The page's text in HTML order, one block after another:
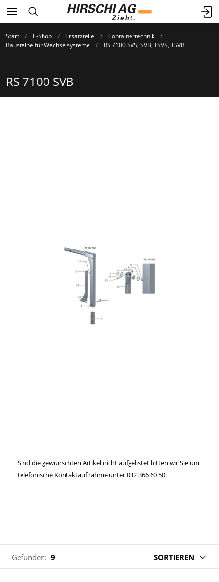
Start E-Shop Ersatzteile
Containertechnik
Bausteine für Wechselsysteme
RS 7100 SVS, SVB, TSVS, TSVB
RS 7100 SVB
Sind die gewünschten Artikel nicht aufgelistet bitten wir Sie um
telefonische Kontaktaufnahme unter 032 366 60 50
Gefunden: 9 SORTIEREN